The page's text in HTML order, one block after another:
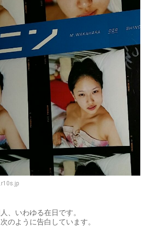
、いわゆる在日です。
のように告白しています。